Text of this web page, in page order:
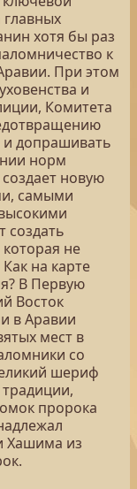
хотя бы раз
к
При этом
и
Комитета
и допрашивать
норм
новую
самыми
не
на карте
В Первую
Восток
в Аравии
мест в
со
шериф
пророка
Хашима из